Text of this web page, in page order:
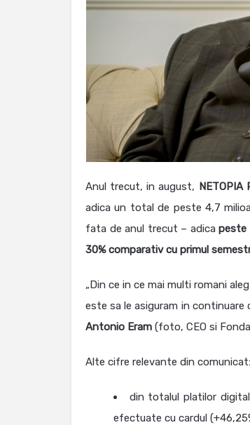
Anul trecut, in august, NETOPIA
adica un total de peste 4,7
fata de anul trecut – adica peste
30% comparativ cu primul
„Din ce in ce mai multi romani
este sa le asiguram in
Antonio Eram (foto, CEO si
Alte cifre relevante din comunicat:
din totalul platilor
efectuate cu cardul